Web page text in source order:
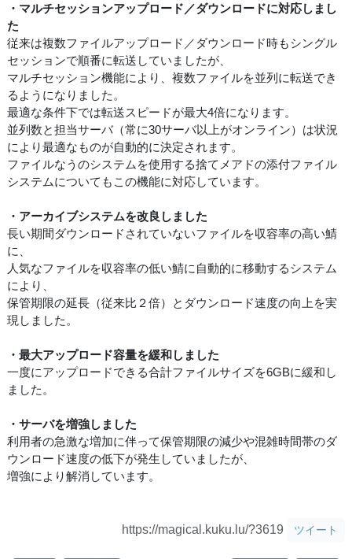
・マルチセッションアップロード／ダウンロードに対応しまし
た
従来は複数ファイルアップロード／ダウンロード時もシングル
セッションで順番に転送していましたが、
マルチセッション機能により、複数ファイルを並列に転送でき
るようになりました。
最適な条件下では転送スピードが最大4倍になります。
並列数と担当サーバ（常に30サーバ以上がオンライン）は状況
により最適なものが自動的に決定されます。
ファイルなうのシステムを使用する捨てメアドの添付ファイル
システムについてもこの機能に対応しています。
・アーカイブシステムを改良しました
長い期間ダウンロードされていないファイルを収容率の高い鯖
に、
人気なファイルを収容率の低い鯖に自動的に移動するシステム
により、
保管期限の延長（従来比２倍）とダウンロード速度の向上を実
現しました。
・最大アップロード容量を緩和しました
一度にアップロードできる合計ファイルサイズを6GBに緩和し
ました。
・サーバを増強しました
利用者の急激な増加に伴って保管期限の減少や混雑時間帯のダ
ウンロード速度の低下が発生していましたが、
増強により解消しています。
https://magical.kuku.lu/?3619 ツイート